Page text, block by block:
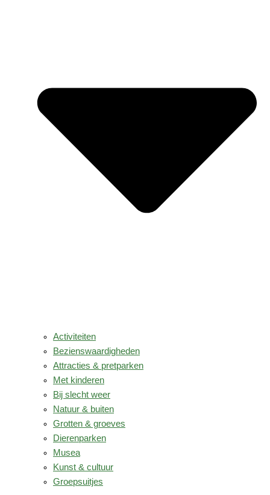
Activiteiten
Bezienswaardigheden
Attracties & pretparken
Met kinderen
Bij slecht weer
Natuur & buiten
Grotten & groeves
Dierenparken
Musea
Kunst & cultuur
Groepsuitjes